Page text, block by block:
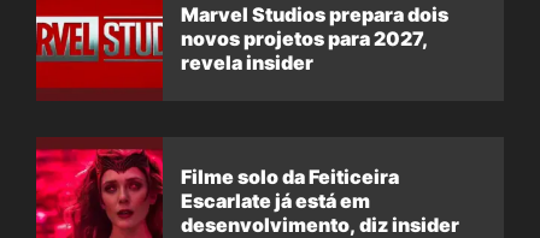
Marvel Studios prepara dois
novos projetos para 2027,
revela insider
Filme solo da Feiticeira
Escarlate já está em
desenvolvimento, diz insider